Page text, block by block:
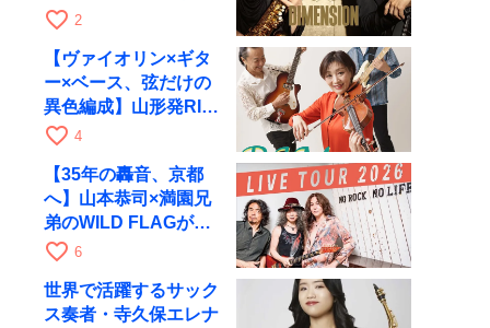
月11日に京都RAGへ
favorite_border 2
【ヴァイオリン×ギタ
ー×ベース、弦だけの
異色編成】山形発RIM
が初全国ツアーで8月
favorite_border 4
【35年の轟音、京都
へ】山本恭司×満園兄
弟のWILD FLAGが8
月6日にRAGでライブ
favorite_border 6
世界で活躍するサック
ス奏者・寺久保エレナ